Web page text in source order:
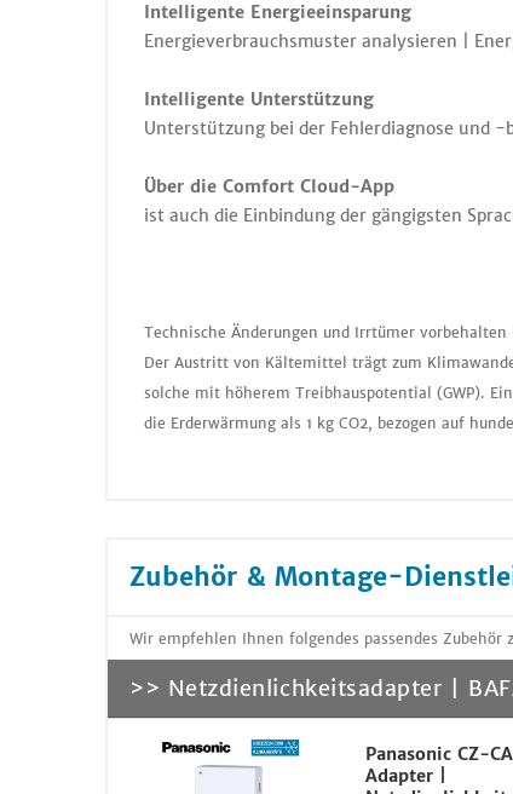
Intelligente Energieeinsparung
Energieverbrauchsmuster analysieren |
Intelligente Unterstützung
Unterstützung bei der Fehlerdiagnose und
Über die Comfort Cloud-App
ist auch die Einbindung der gängigsten
Technische Änderungen und Irrtümer
Der Austritt von Kältemittel trägt zum
solche mit höherem Treibhauspotential (GWP).
die Erderwärmung als 1 kg CO2, bezogen auf
Zubehör & Montage-
Wir empfehlen Ihnen folgendes passendes
>> Netzdienlichkeitsadapter |
Panasonic CZ-
Adapter |